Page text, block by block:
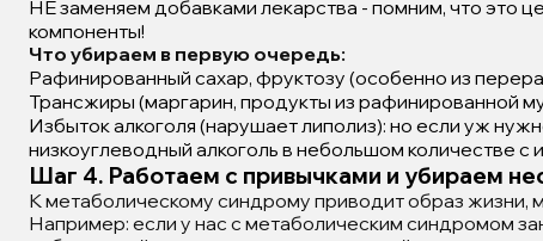
НЕ заменяем добавками лекарства - помним, что это
компоненты!
Что убираем в первую очередь:
Рафинированный сахар, фруктозу (особенно из
Трансжиры (маргарин, продукты из рафинированной
Избыток алкоголя (нарушает липолиз): но если уж
низкоуглеводный алкоголь в небольшом количестве с
Шаг 4. Работаем с привычками и убираем
К метаболическому синдрому приводит образ жизни,
Например: если у нас с метаболическим синдромом